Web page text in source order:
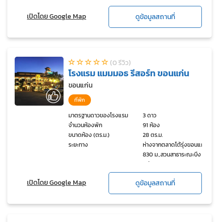
โดยสารจังหวัดขอนแก่น
360 ม.
เปิดโดย Google Map ดูข้อมูลสถานที่
(0 รีวิว)
โรงแรม แมมมอธ รีสอร์ท ขอนแก่น
ขอนแก่น
ที่พัก
มาตรฐานดาวของโรงแรม
3 ดาว
จำนวนห้องพัก
91 ห้อง
ขนาดห้อง (ตร.ม.)
28 ตร.ม.
ระยะทาง
ห่างจากตลาดโต้รุ่งขอนแก่น
830 ม.,สวนสาธาระณะบึง
แก่นนคร 1.4 กม.,ตลาด
ต้นตาล 440 ม.
เปิดโดย Google Map ดูข้อมูลสถานที่